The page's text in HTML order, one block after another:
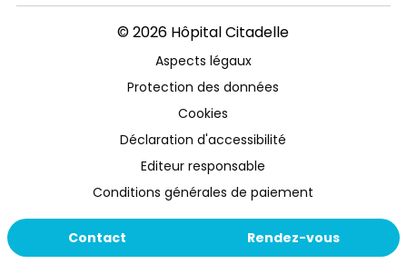
Contact Rendez-vous
© 2026 Hôpital Citadelle
Aspects légaux
Protection des données
Cookies
Déclaration d'accessibilité
Editeur responsable
Conditions générales de paiement